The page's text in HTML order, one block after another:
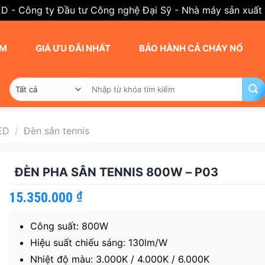
- Công ty Đầu tư Công nghệ Đại Sỹ - Nhà máy sản
GIÁ ƯU ĐÃI NHẤT BẢO HÀNH CẢ CHÁY NỔ
kiếm:
/ Đèn sân tennis
ĐÈN PHA SÂN TENNIS 800W – P03
15.350.000 ₫
Công suất: 800W
Hiệu suất chiếu sáng: 130lm/W
Nhiệt độ màu: 3.000K / 4.000K / 6.000K